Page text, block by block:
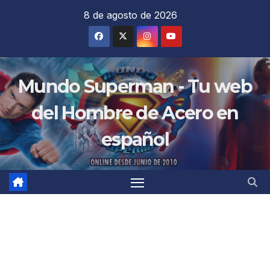
8 de agosto de 2026
Mundo Superman - Tu web
del Hombre de Acero en
español